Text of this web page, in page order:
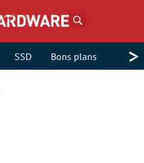
SSD Bons plans >